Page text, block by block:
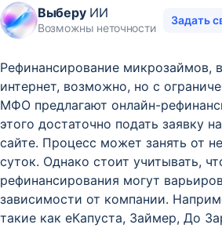
ВыберуИИ
Возможны неточности
Задать
Рефинансирование микрозаймов,
интернет, возможно, но с
МФО предлагают онлайн-
этого достаточно подать заявку
сайте. Процесс может занять от
суток. Однако стоит учитывать,
рефинансирования могут
зависимости от компании.
такие как еКапуста, Займер, До